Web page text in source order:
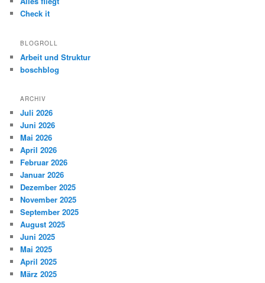
Check it
BLOGROLL
Arbeit und Struktur
boschblog
ARCHIV
Juli 2026
Juni 2026
Mai 2026
April 2026
Februar 2026
Januar 2026
Dezember 2025
November 2025
September 2025
August 2025
Juni 2025
Mai 2025
April 2025
März 2025